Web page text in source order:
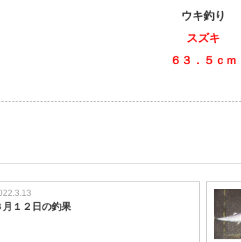
ウキ釣り
スズキ
６３．５ｃｍ
月１２日の釣果